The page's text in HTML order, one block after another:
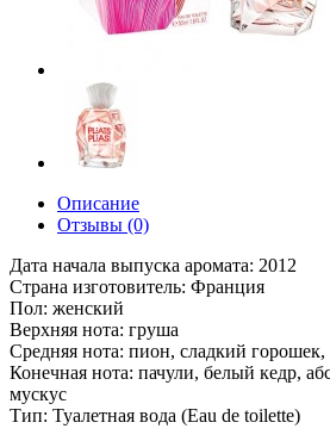
Описание
Отзывы (0)
Дата начала выпуска аромата: 2012
Страна изготовитель: Франция
Пол: женский
Верхняя нота: груша
Средняя нота: пион, сладкий
Конечная нота: пачули, белый кедр,
мускус
Тип: Туалетная вода (Eau de toilette)